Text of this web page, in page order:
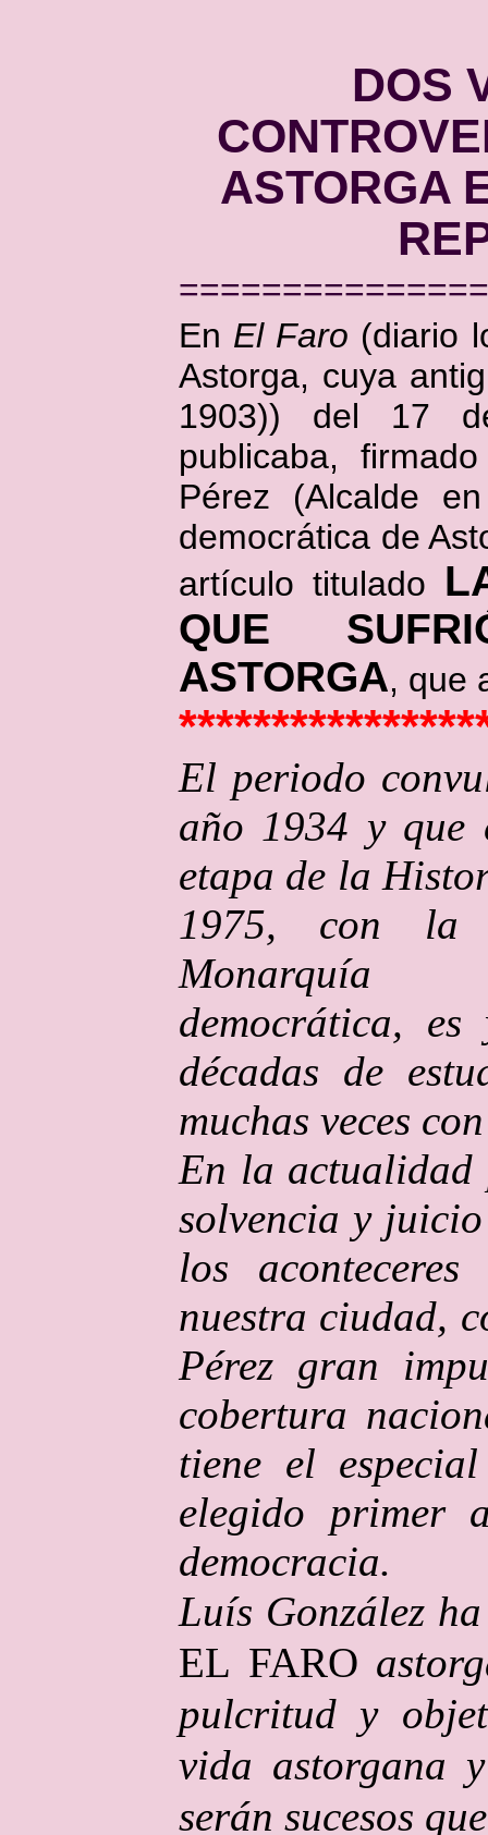
DOS
ASTORGA
En El Faro (diario
Astorga, cuya
1903)) del 17
publicaba,
Pérez (Alcalde
democrática de
artículo titulado
QUE
ASTORGA, que
El periodo
año 1934 y que
etapa de la
1975, con la
Monarquía
democrática,
décadas de
muchas veces
En la actualidad
solvencia y
los
nuestra ciudad,
Pérez gran
cobertura
tiene el
elegido primer
democracia.
Luís González
EL FARO
pulcritud y
vida astorgana
serán sucesos